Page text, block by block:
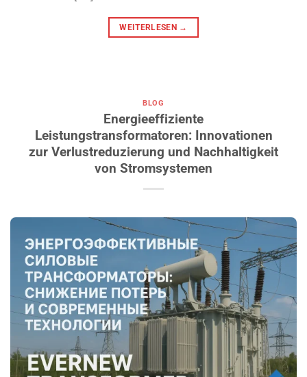
WEITERLESEN →
BLOG
Energieeffiziente
Leistungstransformatoren: Innovationen
zur Verlustreduzierung und Nachhaltigkeit
von Stromsystemen